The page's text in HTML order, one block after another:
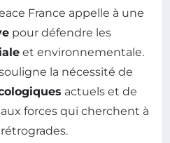
France appelle à une
pour défendre les
et environnementale.
la nécessité de
actuels et de
forces qui cherchent à